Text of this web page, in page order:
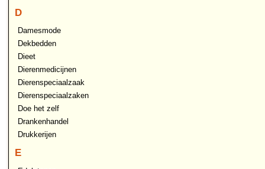
D
Damesmode
Dekbedden
Dieet
Dierenmedicijnen
Dierenspeciaalzaak
Dierenspeciaalzaken
Doe het zelf
Drankenhandel
Drukkerijen
E